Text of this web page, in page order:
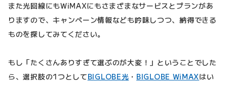
また光回線にもWiMAXにもさまざまなサービスとプランがあ
りますので、キャンペーン情報なども吟味しつつ、納得できる
ものを探してみてください。
もし「たくさんありすぎて選ぶのが大変！」ということでした
ら、選択肢の1つとしてBIGLOBE光 ・ BIGLOBE WiMAXはい